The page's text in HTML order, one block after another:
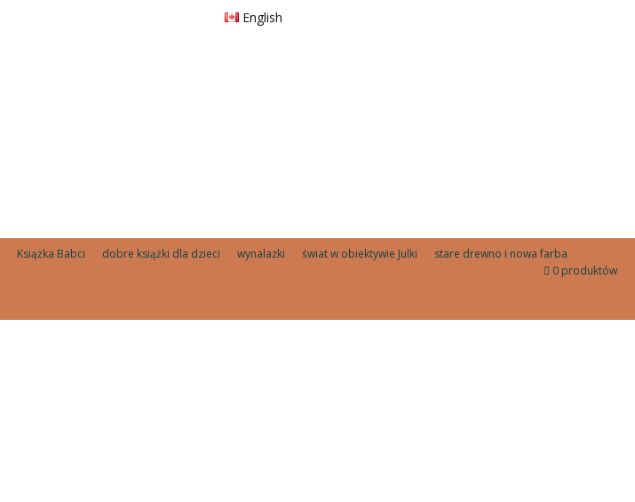
English
Książka Babci dobre książki dla dzieci wynalazki świat w obiektywie Julki
stare drewno i nowa farba
0 produktów